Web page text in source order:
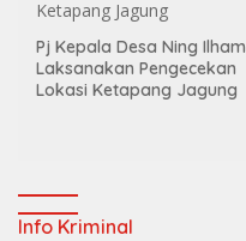
Pj Kepala Desa Ning Ilham
Laksanakan Pengecekan
Lokasi Ketapang Jagung
Info Kriminal